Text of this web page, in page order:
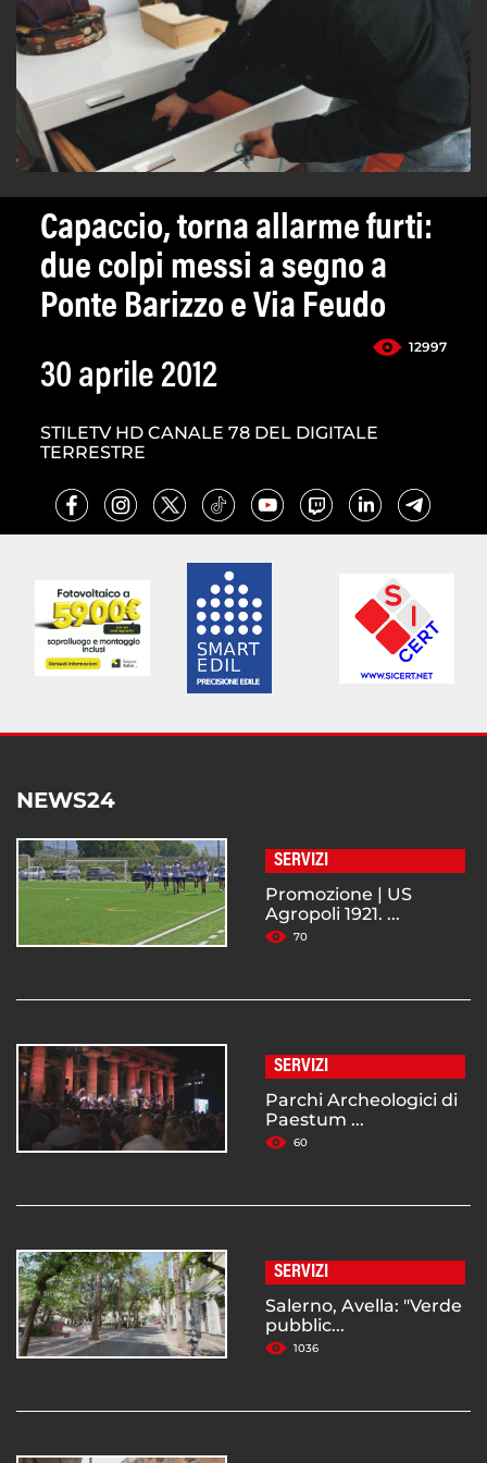
Capaccio, torna allarme furti:
due colpi messi a segno a
Ponte Barizzo e Via Feudo
12997
30 aprile 2012
STILETV HD CANALE 78 DEL DIGITALE
TERRESTRE
NEWS24
SERVIZI
Promozione | US
Agropoli 1921. ...
70
SERVIZI
Parchi Archeologici di
Paestum ...
60
SERVIZI
Salerno, Avella: "Verde
pubblic...
1036